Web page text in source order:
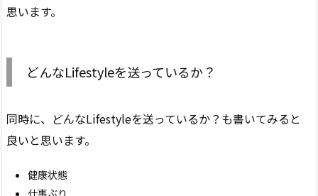
思います。
どんなLifestyleを送っているか？
同時に、どんなLifestyleを送っているか？も書いてみると
良いと思います。
健康状態